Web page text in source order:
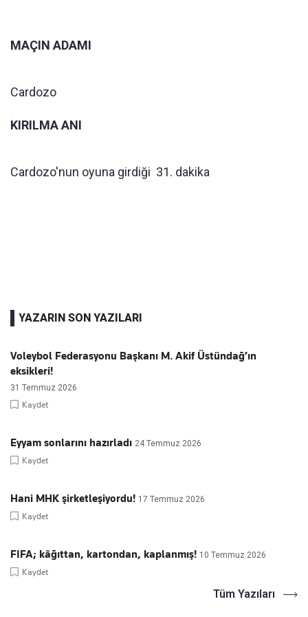
MAÇIN ADAMI
Cardozo
KIRILMA ANI
Cardozo'nun oyuna girdiği 31. dakika
YAZARIN SON YAZILARI
Voleybol Federasyonu Başkanı M. Akif Üstündağ’ın
eksikleri!
31 Temmuz 2026
Kaydet
Eyyam sonlarını hazırladı 24 Temmuz 2026
Kaydet
Hani MHK şirketleşiyordu! 17 Temmuz 2026
Kaydet
FIFA; kâğıttan, kartondan, kaplanmış! 10 Temmuz 2026
Kaydet
Tüm Yazıları